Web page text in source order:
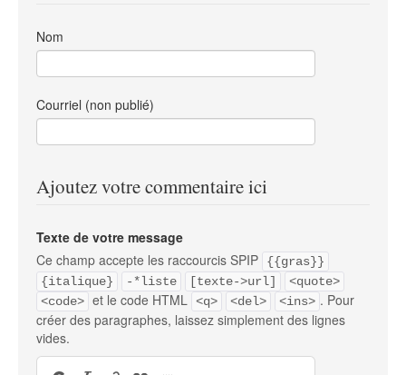
Nom
Courriel (non publié)
Ajoutez votre commentaire ici
Texte de votre message
Ce champ accepte les raccourcis SPIP
{{gras}}
{italique}
-*liste [texte->url]
<quote>
<code> et le code HTML <q> <del> <ins> . Pour
créer des paragraphes, laissez simplement des lignes
vides.